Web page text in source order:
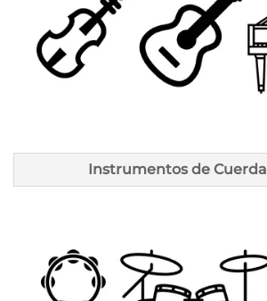
Instrumentos de Cuerda